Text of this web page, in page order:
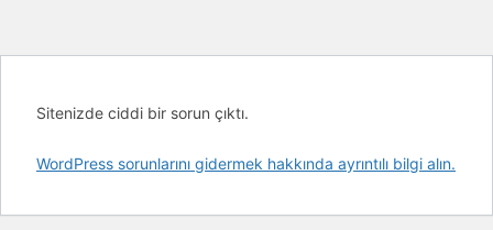
Sitenizde ciddi bir sorun çıktı.
WordPress sorunlarını gidermek hakkında ayrıntılı bilgi alın.